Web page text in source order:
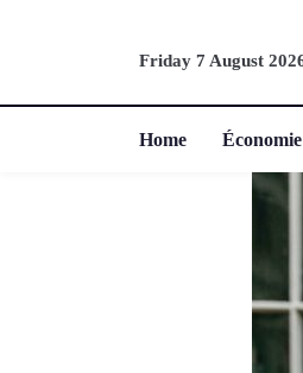
Friday 7 August
Home Économie